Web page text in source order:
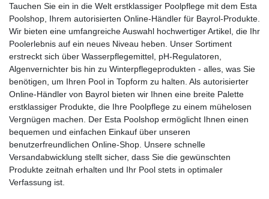
Tauchen Sie ein in die Welt erstklassiger Poolpflege mit dem Esta
Poolshop, Ihrem autorisierten Online-Händler für Bayrol-Produkte.
Wir bieten eine umfangreiche Auswahl hochwertiger Artikel, die Ihr
Poolerlebnis auf ein neues Niveau heben. Unser Sortiment
erstreckt sich über Wasserpflegemittel, pH-Regulatoren,
Algenvernichter bis hin zu Winterpflegeprodukten - alles, was Sie
benötigen, um Ihren Pool in Topform zu halten. Als autorisierter
Online-Händler von Bayrol bieten wir Ihnen eine breite Palette
erstklassiger Produkte, die Ihre Poolpflege zu einem mühelosen
Vergnügen machen. Der Esta Poolshop ermöglicht Ihnen einen
bequemen und einfachen Einkauf über unseren
benutzerfreundlichen Online-Shop. Unsere schnelle
Versandabwicklung stellt sicher, dass Sie die gewünschten
Produkte zeitnah erhalten und Ihr Pool stets in optimaler
Verfassung ist.